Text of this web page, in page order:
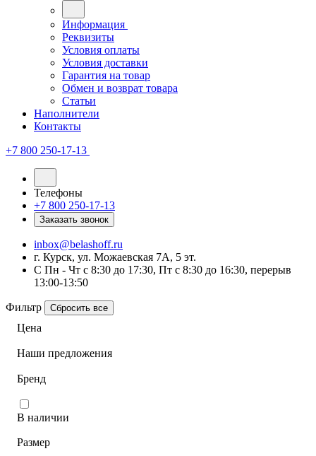
Информация
Реквизиты
Условия оплаты
Условия доставки
Гарантия на товар
Обмен и возврат товара
Статьи
Наполнители
Контакты
+7 800 250-17-13
Телефоны
+7 800 250-17-13
Заказать звонок
inbox@belashoff.ru
г. Курск, ул. Можаевская 7А, 5 эт.
C Пн - Чт с 8:30 до 17:30, Пт с 8:30 до 16:30, перерыв
13:00-13:50
Фильтр Сбросить все
Цена
Наши предложения
Бренд
В наличии
Размер